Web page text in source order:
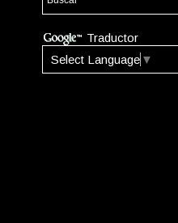
Traductor
Select Language ▼